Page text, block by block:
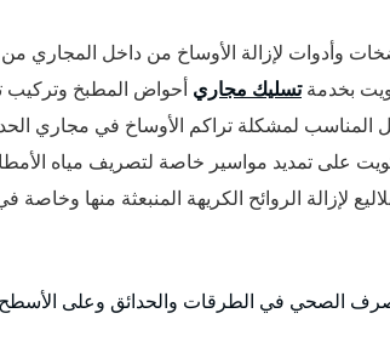
وأدوات لإزالة الأوساخ من داخل المجاري
بخدمةتسليك مجاري أحواض المطبخ وتركيب
المناسب لمشكلة تراكم الأوساخ في مجاري
على تمديد مواسير خاصة لتصريف مياه
لإزالة الروائح الكريهة المنبعثة منها
الصحي في الطرقات والحدائق وعلى